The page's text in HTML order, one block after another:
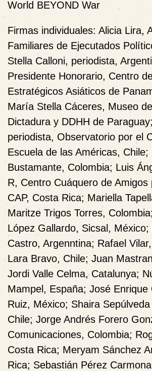
World BEYOND War
Firmas individuales: Alicia Lira,
Familiares de Ejecutados
Stella Calloni, periodista,
Presidente Honorario, Centro
Estratégicos Asiáticos de
María Stella Cáceres, Museo
Dictadura y DDHH de
periodista, Observatorio por el
Escuela de las Américas, Chile;
Bustamante, Colombia; Luis
R, Centro Cuáquero de Amigos
CAP, Costa Rica; Mariella
Maritze Trigos Torres, Colombia;
López Gallardo, Sicsal, México;
Castro, Argenntina; Rafael Vilar,
Lara Bravo, Chile; Juan
Jordi Valle Celma, Catalunya;
Mampel, España; José Enrique
Ruiz, México; Shaira
Chile; Jorge Andrés Forero
Comunicaciones, Colombia;
Costa Rica; Meryam Sánchez
Rica; Sebastián Pérez Carmona